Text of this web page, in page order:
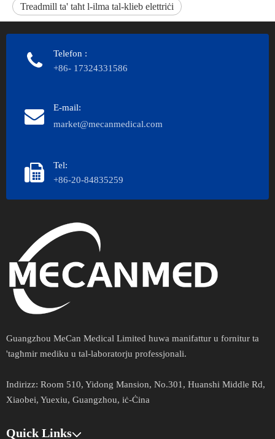
Treadmill ta' taħt l-ilma tal-klieb elettriċi
Telefon :
+86- 17324331586
E-mail:
market@mecanmedical.com
Tel:
+86-20-84835259
Guangzhou MeCan Medical Limited huwa manifattur u fornitur ta
'tagħmir mediku u tal-laboratorju professjonali.​​​​​​
Indirizz​​​​​​​: Room 510, Yidong Mansion, No.301, Huanshi Middle Rd,
Xiaobei, Yuexiu, Guangzhou, iċ-Ċina
Quick Links​​​​​​